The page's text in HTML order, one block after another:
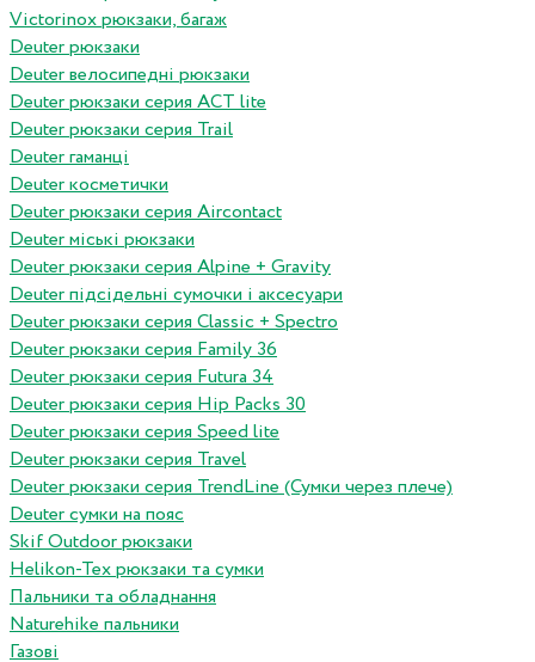
Victorinox рюкзаки, багаж
Deuter рюкзаки
Deuter велосипедні рюкзаки
Deuter рюкзаки серия ACT lite
Deuter рюкзаки серия Trail
Deuter гаманці
Deuter косметички
Deuter рюкзаки серия Aircontact
Deuter міські рюкзаки
Deuter рюкзаки серия Alpine + Gravity
Deuter підсідельні сумочки і аксесуари
Deuter рюкзаки серия Classic + Spectro
Deuter рюкзаки серия Family 36
Deuter рюкзаки серия Futura 34
Deuter рюкзаки серия Hip Packs 30
Deuter рюкзаки серия Speed lite
Deuter рюкзаки серия Travel
Deuter рюкзаки серия TrendLine (Сумки через плече)
Deuter сумки на пояс
Skif Outdoor рюкзаки
Helikon-Tex рюкзаки та сумки
Пальники та обладнання
Naturehike пальники
Газові